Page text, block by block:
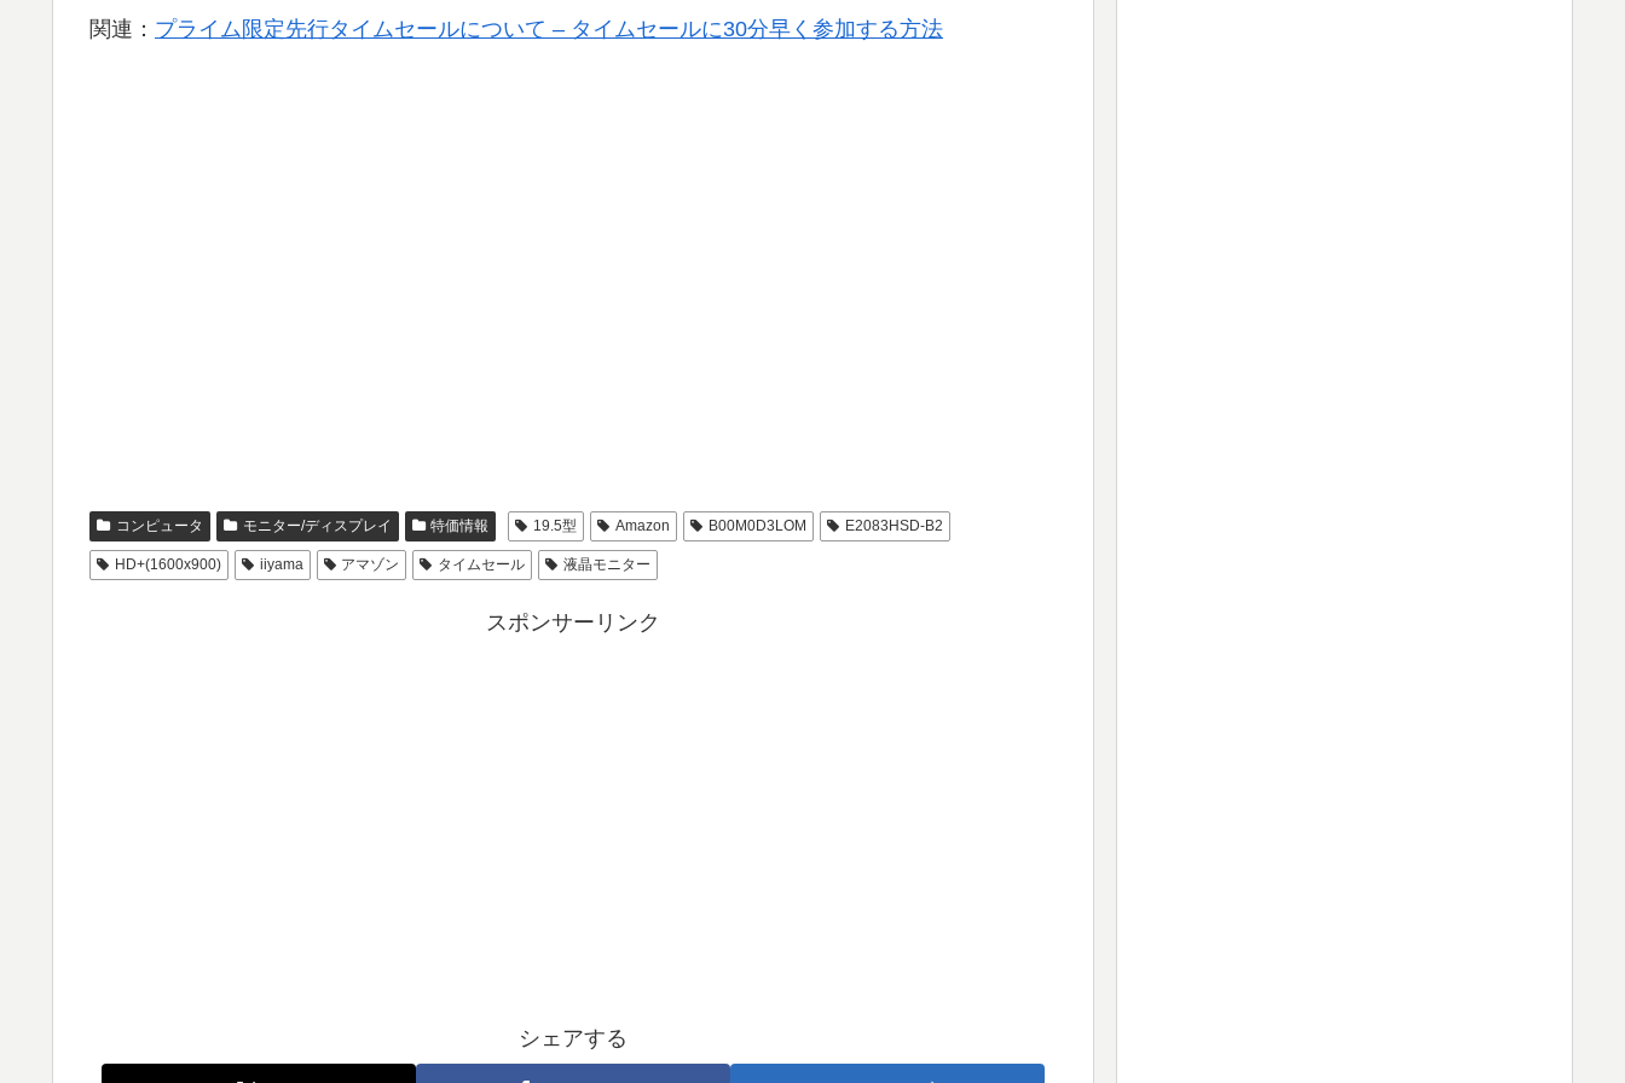
関連： プライム限定先行タイムセールについて – タイムセールに30分早く参加する方法
コンピュータ モニター/ディスプレイ 特価情報 19.5型 Amazon B00M0D3LOM E2083HSD-B2
HD+(1600x900) iiyama アマゾン タイムセール 液晶モニター
スポンサーリンク
シェアする